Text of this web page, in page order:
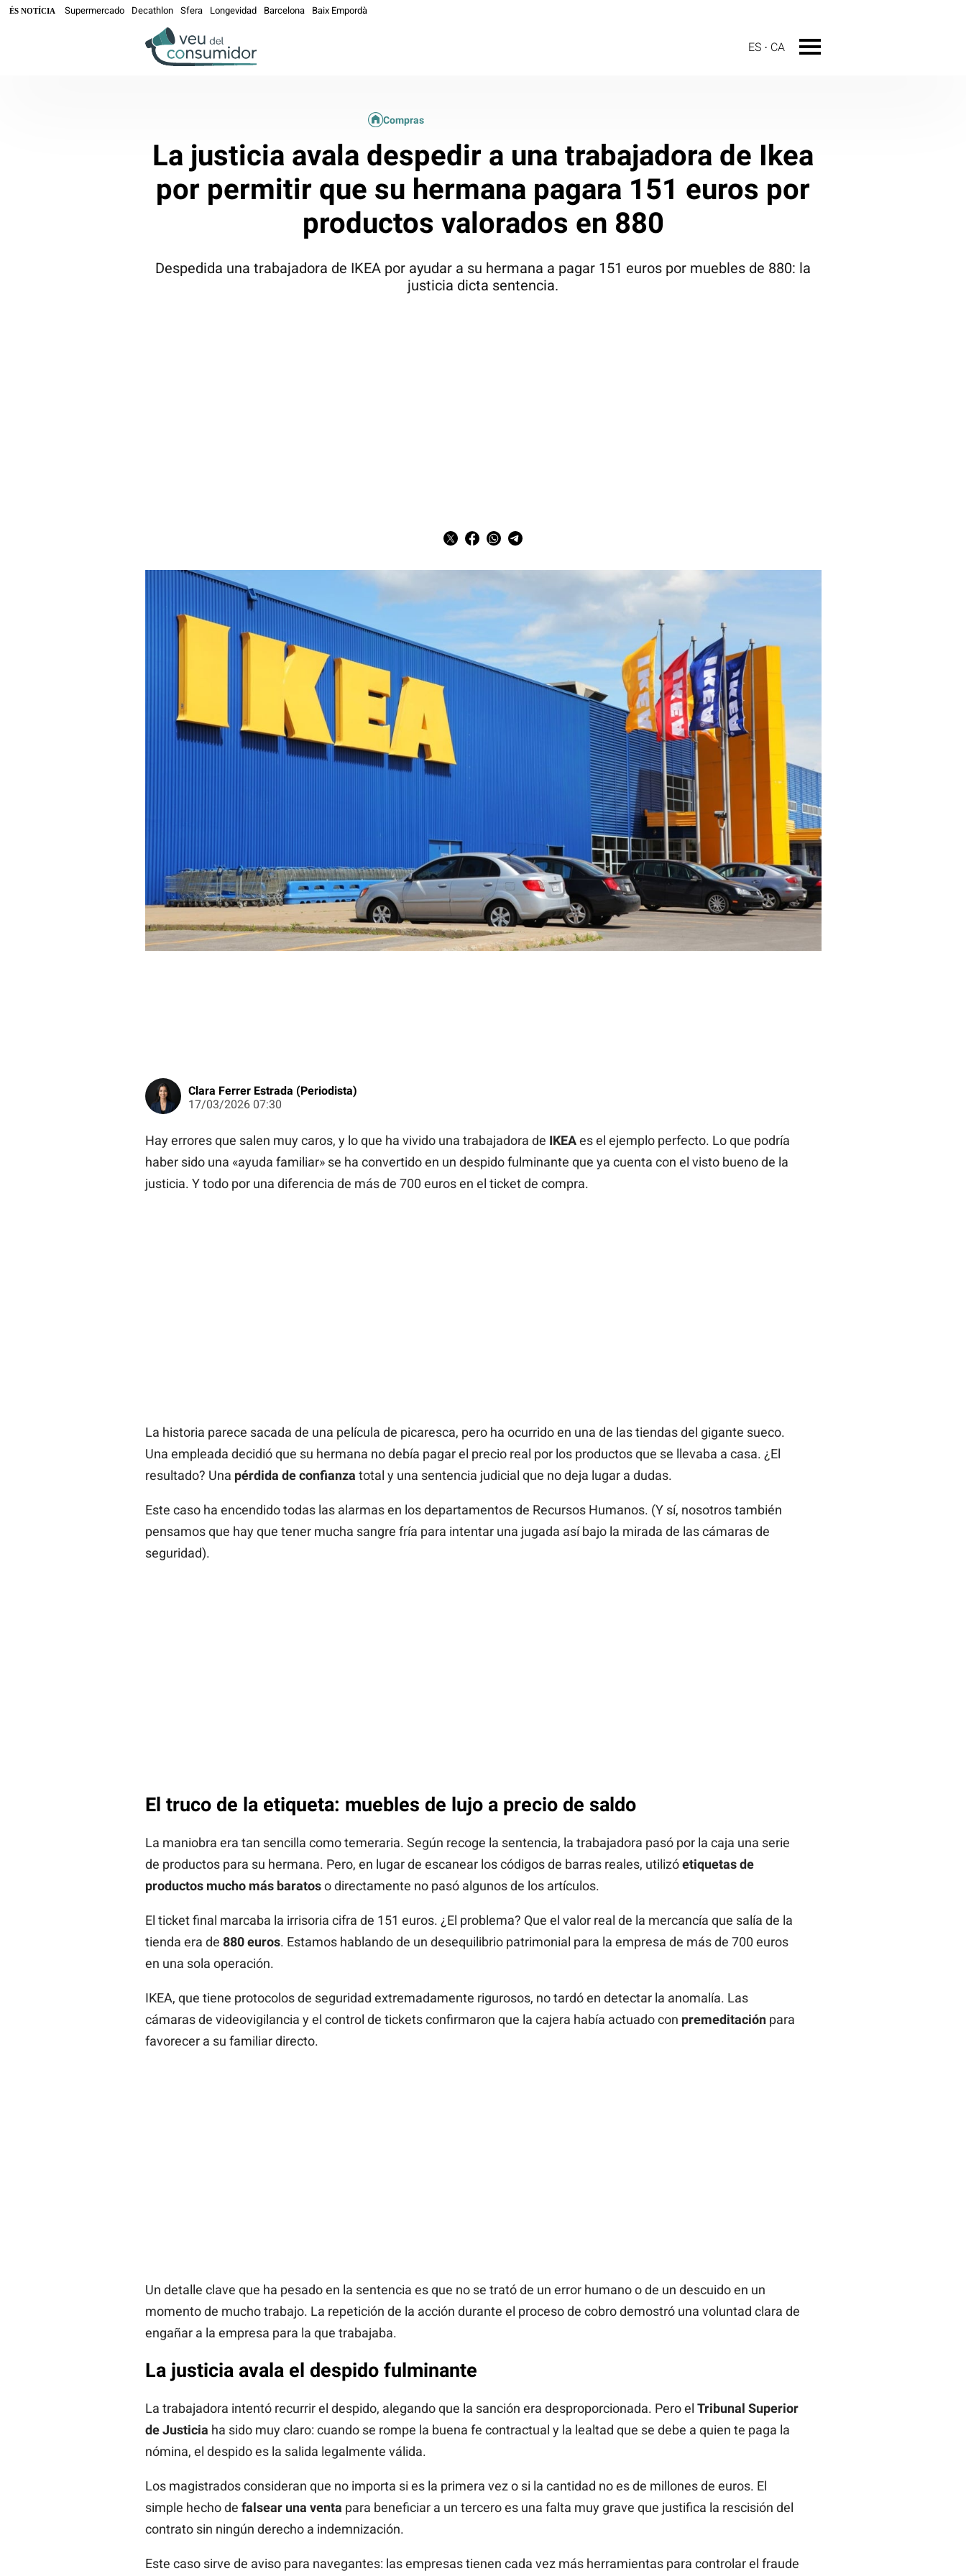
ÉS NOTÍCIA Supermercado Decathlon Sfera Longevidad Barcelona Baix Empordà
ES CA
Compras
La justicia avala despedir a una trabajadora de Ikea
por permitir que su hermana pagara 151 euros por
productos valorados en 880
Despedida una trabajadora de IKEA por ayudar a su hermana a pagar 151 euros por muebles de 880: la
justicia dicta sentencia.
Clara Ferrer Estrada (Periodista)
17/03/2026 07:30
Hay errores que salen muy caros, y lo que ha vivido una trabajadora de IKEAes el ejemplo perfecto. Lo que podría
haber sido una «ayuda familiar» se ha convertido en un despido fulminante que ya cuenta con el visto bueno de la
justicia. Y todo por una diferencia de más de 700 euros en el ticket de compra.
La historia parece sacada de una película de picaresca, pero ha ocurrido en una de las tiendas del gigante sueco.
Una empleada decidió que su hermana no debía pagar el precio real por los productos que se llevaba a casa. ¿El
resultado? Una pérdida de confianza total y una sentencia judicial que no deja lugar a dudas.
Este caso ha encendido todas las alarmas en los departamentos de Recursos Humanos. (Y sí, nosotros también
pensamos que hay que tener mucha sangre fría para intentar una jugada así bajo la mirada de las cámaras de
seguridad).
El truco de la etiqueta: muebles de lujo a precio de saldo
La maniobra era tan sencilla como temeraria. Según recoge la sentencia, la trabajadora pasó por la caja una serie
de productos para su hermana. Pero, en lugar de escanear los códigos de barras reales, utilizóetiquetas de
productos mucho más baratoso directamente no pasó algunos de los artículos.
El ticket final marcaba la irrisoria cifra de 151 euros. ¿El problema? Que el valor real de la mercancía que salía de la
tienda era de 880 euros. Estamos hablando de un desequilibrio patrimonial para la empresa de más de 700 euros
en una sola operación.
IKEA, que tiene protocolos de seguridad extremadamente rigurosos, no tardó en detectar la anomalía. Las
cámaras de videovigilancia y el control de tickets confirmaron que la cajera había actuado con premeditaciónpara
favorecer a su familiar directo.
Un detalle clave que ha pesado en la sentencia es que no se trató de un error humano o de un descuido en un
momento de mucho trabajo. La repetición de la acción durante el proceso de cobro demostró una voluntad clara de
engañar a la empresa para la que trabajaba.
La justicia avala el despido fulminante
La trabajadora intentó recurrir el despido, alegando que la sanción era desproporcionada. Pero el Tribunal Superior
de Justicia ha sido muy claro: cuando se rompe la buena fe contractual y la lealtad que se debe a quien te paga la
nómina, el despido es la salida legalmente válida.
Los magistrados consideran que no importa si es la primera vez o si la cantidad no es de millones de euros. El
simple hecho de falsear una venta para beneficiar a un tercero es una falta muy grave que justifica la rescisión del
contrato sin ningún derecho a indemnización.
Este caso sirve de aviso para navegantes: las empresas tienen cada vez más herramientas para controlar el fraude